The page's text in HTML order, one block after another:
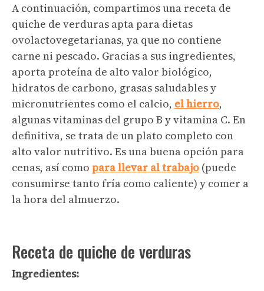
A continuación, compartimos una receta de
quiche de verduras apta para dietas
ovolactovegetarianas, ya que no contiene
carne ni pescado. Gracias a sus ingredientes,
aporta proteína de alto valor biológico,
hidratos de carbono, grasas saludables y
micronutrientes como el calcio, el hierro,
algunas vitaminas del grupo B y vitamina C. En
definitiva, se trata de un plato completo con
alto valor nutritivo. Es una buena opción para
cenas, así como para llevar al trabajo (puede
consumirse tanto fría como caliente) y comer a
la hora del almuerzo.
Receta de quiche de verduras
Ingredientes: